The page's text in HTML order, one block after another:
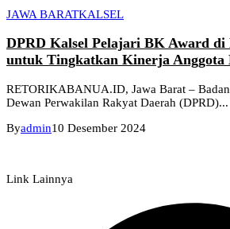
JAWA BARATKALSEL
DPRD Kalsel Pelajari BK Award di
untuk Tingkatkan Kinerja Anggota
RETORIKABANUA.ID, Jawa Barat –
Dewan Perwakilan Rakyat Daerah (DPRD)...
Byadmin10 Desember 2024
Link Lainnya